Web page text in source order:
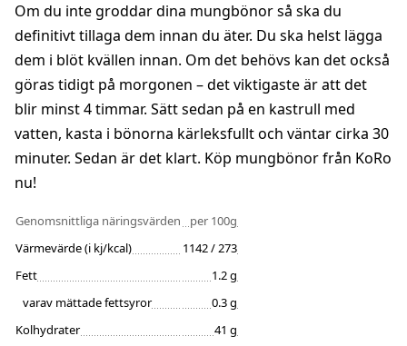
Om du inte groddar dina mungbönor så ska du
definitivt tillaga dem innan du äter. Du ska helst lägga
dem i blöt kvällen innan. Om det behövs kan det också
göras tidigt på morgonen – det viktigaste är att det
blir minst 4 timmar. Sätt sedan på en kastrull med
vatten, kasta i bönorna kärleksfullt och väntar cirka 30
minuter. Sedan är det klart. Köp mungbönor från KoRo
nu!
Genomsnittliga näringsvärden
per 100g
Värmevärde (i kj/kcal)
1142 / 273
Fett
1.2 g
varav mättade fettsyror
0.3 g
Kolhydrater
41 g